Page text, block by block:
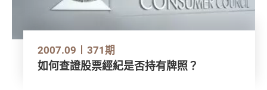
2007.09 371期
如何查證股票經紀是否持有牌照？